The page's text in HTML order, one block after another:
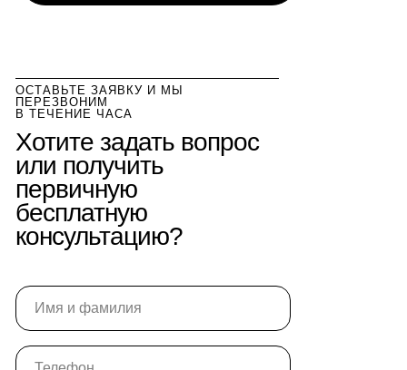
ОСТАВЬТЕ ЗАЯВКУ И МЫ
ПЕРЕЗВОНИМ
В ТЕЧЕНИЕ ЧАСА
Хотите задать вопрос
или получить
первичную
бесплатную
консультацию?